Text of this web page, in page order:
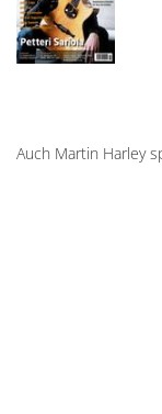
Auch Martin Harley